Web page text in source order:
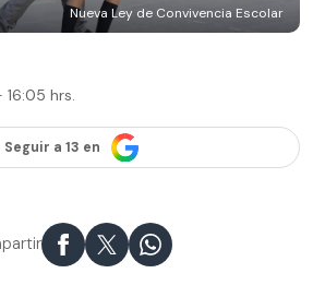
Nueva Ley de Convivencia Escolar
hrs.
Seguir a 13 en